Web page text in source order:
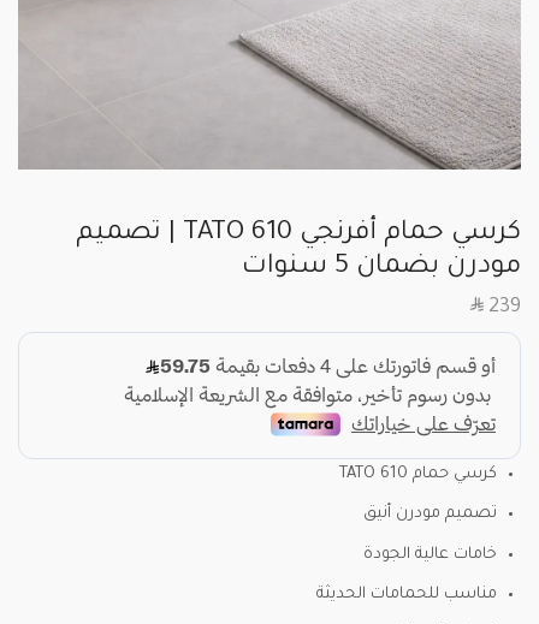
كرسي حمام أفرنجي TATO 610 | تصميم
مودرن بضمان 5 سنوات
SAR 239
كرسي حمام TATO 610
تصميم مودرن أنيق
خامات عالية الجودة
مناسب للحمامات الحديثة